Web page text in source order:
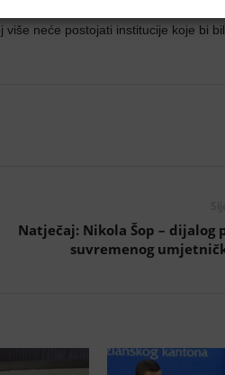
zemlja, perspektivne budućnosti, u
neće postojati institucije koje bi
Natječaj: Nikola Šop – dijalog
suvremenog